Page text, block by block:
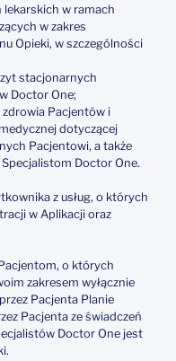
lekarskich w ramach
w zakres
Opieki, w szczególności
stacjonarnych
Doctor One;
Pacjentów i
dotyczącej
Pacjentowi, a także
Doctor One.
z usług, o których
w Aplikacji oraz
o których
zakresem wyłącznie
Pacjenta Planie
Pacjenta ze świadczeń
Doctor One jest